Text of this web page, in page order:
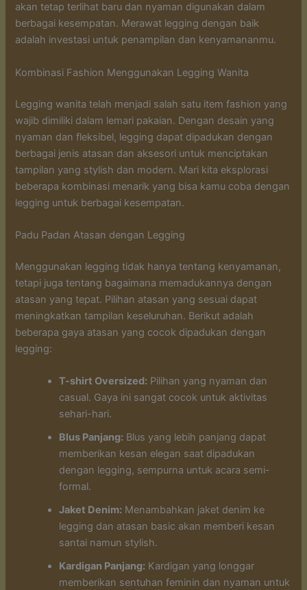
akan tetap terlihat baru dan nyaman digunakan dalam
berbagai kesempatan. Merawat legging dengan baik
adalah investasi untuk penampilan dan kenyamananmu.
Kombinasi Fashion Menggunakan Legging Wanita
Legging wanita telah menjadi salah satu item fashion yang
wajib dimiliki dalam lemari pakaian. Dengan desain yang
nyaman dan fleksibel, legging dapat dipadukan dengan
berbagai jenis atasan dan aksesori untuk menciptakan
tampilan yang stylish dan modern. Mari kita eksplorasi
beberapa kombinasi menarik yang bisa kamu coba dengan
legging untuk berbagai kesempatan.
Padu Padan Atasan dengan Legging
Menggunakan legging tidak hanya tentang kenyamanan,
tetapi juga tentang bagaimana memadukannya dengan
atasan yang tepat. Pilihan atasan yang sesuai dapat
meningkatkan tampilan keseluruhan. Berikut adalah
beberapa gaya atasan yang cocok dipadukan dengan
legging:
T-shirt Oversized: Pilihan yang nyaman dan
casual. Gaya ini sangat cocok untuk aktivitas
sehari-hari.
Blus Panjang: Blus yang lebih panjang dapat
memberikan kesan elegan saat dipadukan
dengan legging, sempurna untuk acara semi-
formal.
Jaket Denim: Menambahkan jaket denim ke
legging dan atasan basic akan memberi kesan
santai namun stylish.
Kardigan Panjang: Kardigan yang longgar
memberikan sentuhan feminin dan nyaman untuk